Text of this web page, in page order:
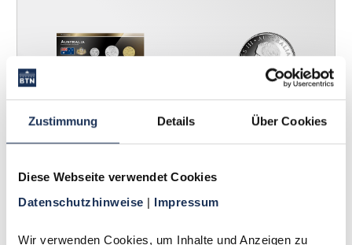
Zustimmung Details Über Cookies
Diese Webseite verwendet Cookies
Datenschutzhinweise | Impressum
Wir verwenden Cookies, um Inhalte und Anzeigen zu
Kursmünzensatz Australien